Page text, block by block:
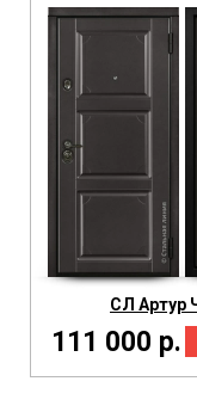
СЛ Артур
111 000 р.